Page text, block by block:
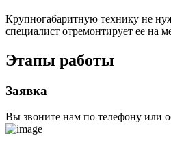
Крупногабаритную технику не
специалист отремонтирует ее на
Этапы работы
Заявка
Вы звоните нам по телефону или